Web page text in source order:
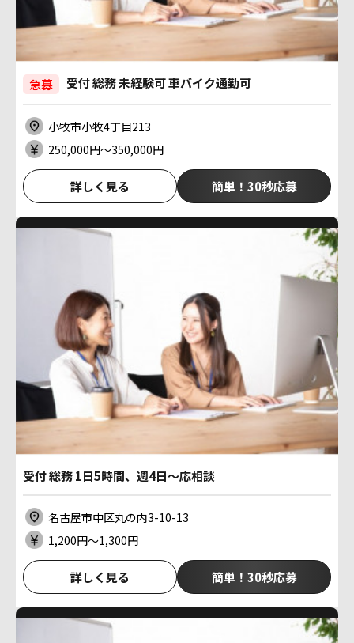
急募 受付 総務 未経験可 車バイク通勤可
小牧市小牧4丁目213
250,000円〜350,000円
詳しく見る 簡単！30秒応募
受付 総務 1日5時間、週4日～応相談
名古屋市中区丸の内3-10-13
1,200円〜1,300円
詳しく見る 簡単！30秒応募